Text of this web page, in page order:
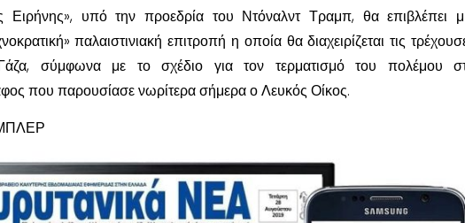
Ειρήνης», υπό την προεδρία του Ντόναλντ Τραμπ, θα επιβλέπει
παλαιστινιακή επιτροπή η οποία θα διαχειρίζεται τις
σύμφωνα με το σχέδιο για τον τερματισμό του πολέμου
που παρουσίασε νωρίτερα σήμερα ο Λευκός Οίκος.